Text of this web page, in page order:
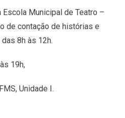
Municipal de Teatro –
de contação de histórias e
8h às 12h.
19h,
Unidade I.